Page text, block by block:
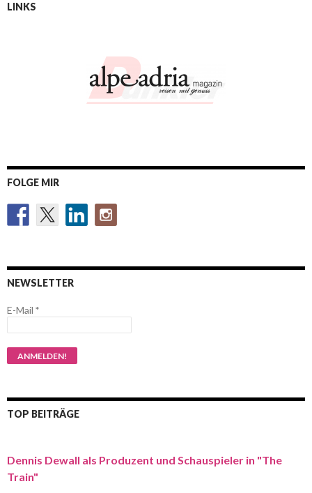
LINKS
FOLGE MIR
NEWSLETTER
E-Mail *
TOP BEITRÄGE
Dennis Dewall als Produzent und Schauspieler in "The
Train"